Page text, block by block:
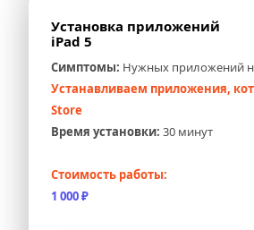
Установка приложений
iPad 5
Симптомы: Нужных приложений
Устанавливаем приложения,
Store
Время установки: 30 минут
Стоимость работы:
1 000 ₽